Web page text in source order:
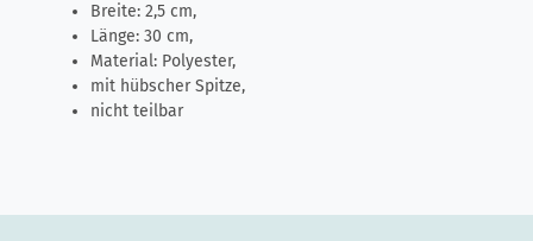
Breite: 2,5 cm,
Länge: 30 cm,
Material: Polyester,
mit hübscher Spitze,
nicht teilbar